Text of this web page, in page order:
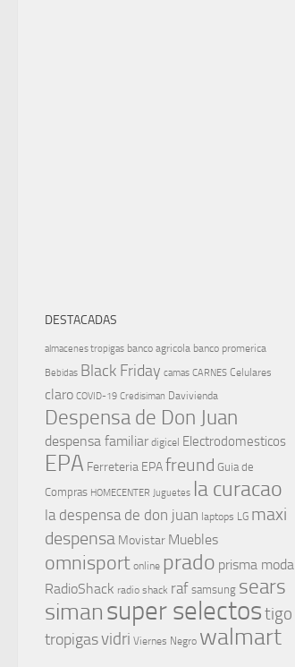
DESTACADAS
almacenes tropigas banco agricola banco promerica
Bebidas Black Friday camas CARNES Celulares
claro COVID-19 Credisiman Davivienda
Despensa de Don Juan
despensa familiar digicel Electrodomesticos
EPA Ferreteria EPAfreund Guia de
Compras HOMECENTER Juguetes la curacao
la despensa de don juan laptops LG maxi
despensa Movistar Muebles
omnisport online prado prisma moda
RadioShack radio shack raf samsung sears
simansuper selectostigo
tropigasvidri Viernes Negro walmart